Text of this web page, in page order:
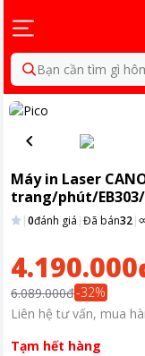
Bạn cần tìm gì
Máy in Laser
trang/phút/
|0đánh giá |Đã bán32|
6.089.000đ-32%
Liên hệ tư vấn, mua
Tạm hết hàng